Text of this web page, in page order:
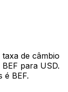
de câmbio
para USD.
é BEF.